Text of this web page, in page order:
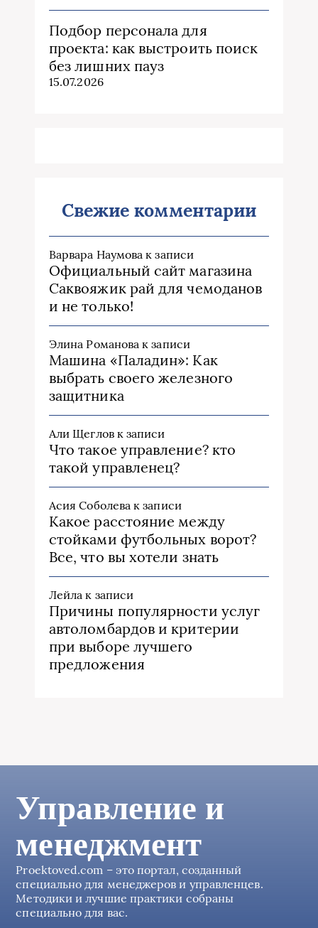
Подбор персонала для
проекта: как выстроить поиск
без лишних пауз
15.07.2026
Свежие комментарии
Варвара Наумова к записи
Официальный сайт магазина
Саквояжик рай для чемоданов
и не только!
Элина Романова к записи
Машина «Паладин»: Как
выбрать своего железного
защитника
Али Щегловк записи
Что такое управление? кто
такой управленец?
Асия Соболева к записи
Какое расстояние между
стойками футбольных ворот?
Все, что вы хотели знать
Лейла к записи
Причины популярности услуг
автоломбардов и критерии
при выборе лучшего
предложения
Управление и
менеджмент
Proektoved.com – это портал, созданный
специально для менеджеров и управленцев.
Методики и лучшие практики собраны
специально для вас.